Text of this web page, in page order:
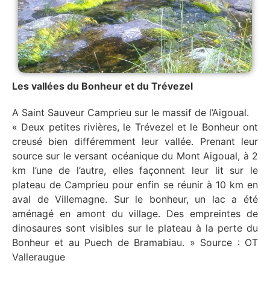
Les vallées du Bonheur et du Trévezel
A Saint Sauveur Camprieu sur le massif de l’Aigoual.
« Deux petites rivières, le Trévezel et le Bonheur ont
creusé bien différemment leur vallée. Prenant leur
source sur le versant océanique du Mont Aigoual, à 2
km l’une de l’autre, elles façonnent leur lit sur le
plateau de Camprieu pour enfin se réunir à 10 km en
aval de Villemagne. Sur le bonheur, un lac a été
aménagé en amont du village. Des empreintes de
dinosaures sont visibles sur le plateau à la perte du
Bonheur et au Puech de Bramabiau. » Source : OT
Valleraugue